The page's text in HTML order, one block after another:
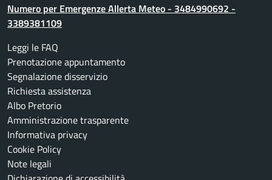
Numero per Emergenze Allerta Meteo - 3484990692 -
3389381109
Leggi le FAQ
Prenotazione appuntamento
Segnalazione disservizio
Richiesta assistenza
Albo Pretorio
Amministrazione trasparente
Informativa privacy
Cookie Policy
Note legali